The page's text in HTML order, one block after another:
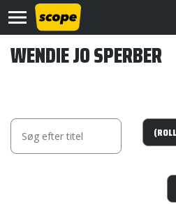
Om
WENDIE JO SPERBER